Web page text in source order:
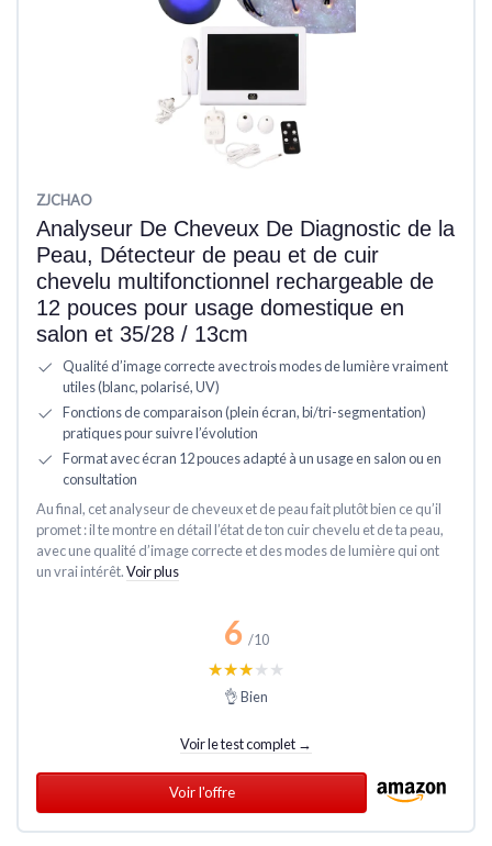
ZJCHAO
Analyseur De Cheveux De Diagnostic de la
Peau, Détecteur de peau et de cuir
chevelu multifonctionnel rechargeable de
12 pouces pour usage domestique en
salon et 35/28 / 13cm
Qualité d’image correcte avec trois modes de lumière vraiment
utiles (blanc, polarisé, UV)
Fonctions de comparaison (plein écran, bi/tri-segmentation)
pratiques pour suivre l’évolution
Format avec écran 12 pouces adapté à un usage en salon ou en
consultation
Au final, cet analyseur de cheveux et de peau fait plutôt bien ce qu’il
promet : il te montre en détail l’état de ton cuir chevelu et de ta peau,
avec une qualité d’image correcte et des modes de lumière qui ont
un vrai intérêt.Voir plus
6 /10
★★★★★
★★★★★
👌 Bien
Voir le test complet →
Voir l'offre